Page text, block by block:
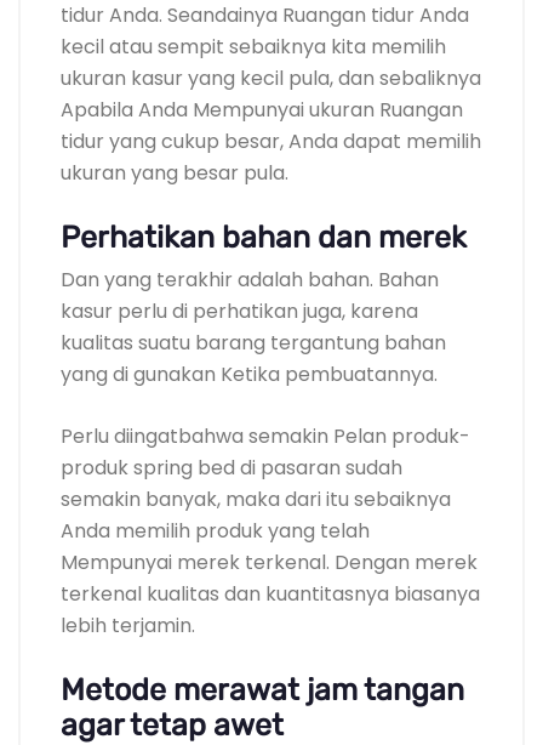
tidur Anda. Seandainya Ruangan tidur Anda
kecil atau sempit sebaiknya kita memilih
ukuran kasur yang kecil pula, dan sebaliknya
Apabila Anda Mempunyai ukuran Ruangan
tidur yang cukup besar, Anda dapat memilih
ukuran yang besar pula.
Perhatikan bahan dan merek
Dan yang terakhir adalah bahan. Bahan
kasur perlu di perhatikan juga, karena
kualitas suatu barang tergantung bahan
yang di gunakan Ketika pembuatannya.
Perlu diingatbahwa semakin Pelan produk-
produk spring bed di pasaran sudah
semakin banyak, maka dari itu sebaiknya
Anda memilih produk yang telah
Mempunyai merek terkenal. Dengan merek
terkenal kualitas dan kuantitasnya biasanya
lebih terjamin.
Metode merawat jam tangan
agar tetap awet